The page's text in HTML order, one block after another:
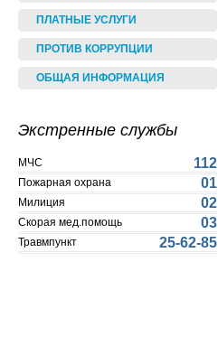
ПЛАТНЫЕ УСЛУГИ
ПРОТИВ КОРРУПЦИИ
ОБЩАЯ ИНФОРМАЦИЯ
Экстренные службы
МЧС 112
Пожарная охрана 01
Милиция 02
Скорая мед.помощь 03
Травмпункт 25-62-85